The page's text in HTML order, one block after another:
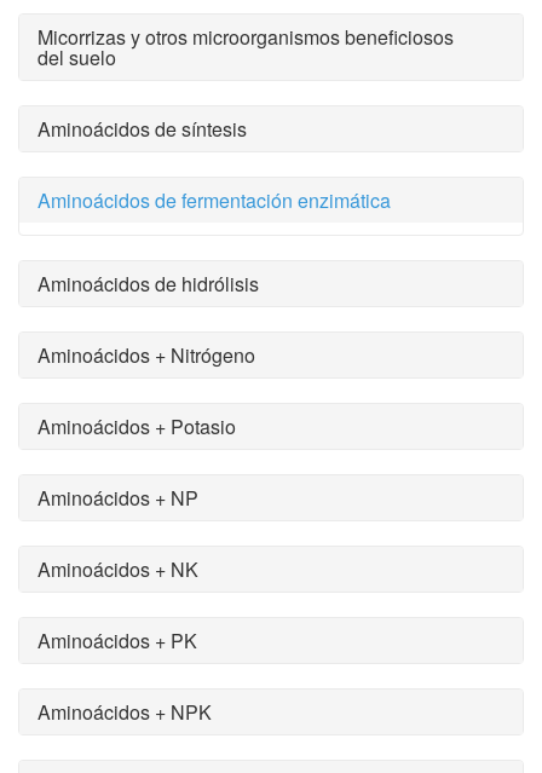
Micorrizas y otros microorganismos beneficiosos
del suelo
Aminoácidos de síntesis
Aminoácidos de fermentación enzimática
Aminoácidos de hidrólisis
Aminoácidos + Nitrógeno
Aminoácidos + Potasio
Aminoácidos + NP
Aminoácidos + NK
Aminoácidos + PK
Aminoácidos + NPK